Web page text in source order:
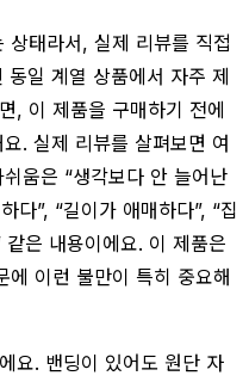
상태라서, 실제 리뷰를 직접
일 계열 상품에서 자주 제
, 이 제품을 구매하기 전에
. 실제 리뷰를 살펴보면 여
움은 “생각보다 안 늘어난
다”, “길이가 애매하다”, “집
은 내용이에요. 이 제품은
에 이런 불만이 특히 중요해
요. 밴딩이 있어도 원단 자